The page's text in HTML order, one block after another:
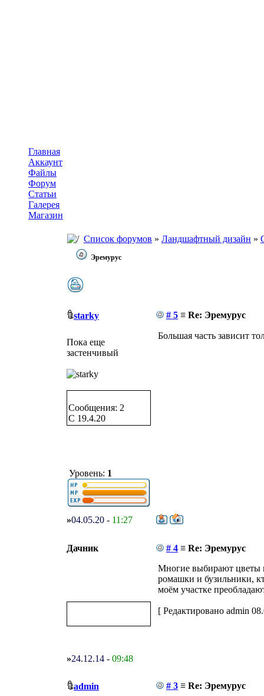
Главная
Аккаунт
Файлы
Форум
Статьи
Галерея
Магазин
Список форумов » Ландшафтный дизайн »
Эремурус
starky # 5 ≡ Re: Эремурус
Пока еще
застенчивый
Сообщения: 2
C 19.4.20
Уровень: 1
Большая часть зависит
»04.05.20 - 11:27
Дачник # 4 ≡ Re: Эремурус
Многие выбирают цветы
ромашки и бузильники,
моём участке
[ Редактировано admin
»24.12.14 - 09:48
admin # 3 ≡ Re: Эремурус